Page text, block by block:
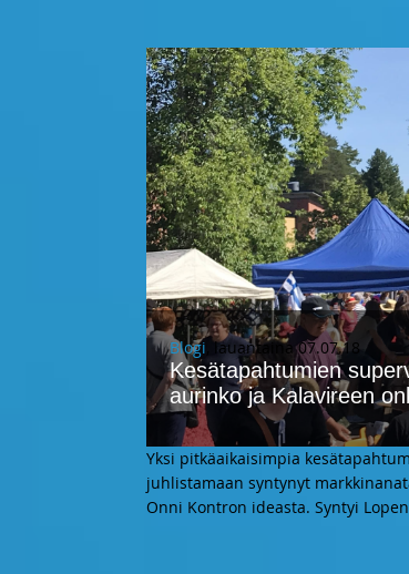
Blogi , lauantaina 07.07.18
Kesätapahtumien
aurinko ja Kalavireen
Yksi pitkäaikaisimpia
juhlistamaan syntynyt
Onni Kontron ideasta. Syntyi